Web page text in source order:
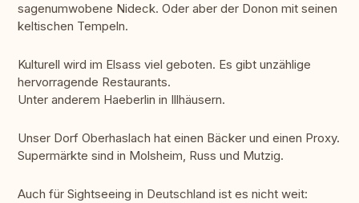
sagenumwobene Nideck. Oder aber der Donon mit seinen
keltischen Tempeln.
Kulturell wird im Elsass viel geboten. Es gibt unzählige
hervorragende Restaurants.
Unter anderem Haeberlin in Illhäusern.
Unser Dorf Oberhaslach hat einen Bäcker und einen Proxy.
Supermärkte sind in Molsheim, Russ und Mutzig.
Auch für Sightseeing in Deutschland ist es nicht weit: